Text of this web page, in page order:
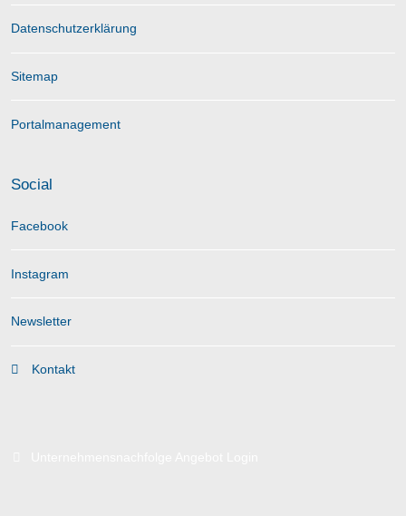
Datenschutzerklärung
Sitemap
Portalmanagement
Social
Facebook
Instagram
Newsletter
Kontakt